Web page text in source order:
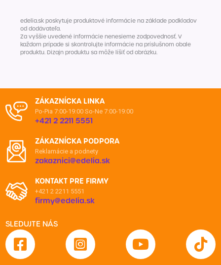
edelia.sk poskytuje produktové informácie na základe podkladov
od dodávateľa.
Za vyššie uvedené informácie nenesieme zodpovednosť. V
každom prípade si skontrolujte informácie na príslušnom obale
produktu. Dizajn produktu sa môže líšiť od obrázku.
ZÁKAZNÍCKA LINKA
Po-Pia 7:00-19:00 So-Ne 7:00-19:00
+421 2 2211 5551
ZÁKAZNÍCKA PODPORA
Reklamácie a podnety
zakaznici@edelia.sk
KONTAKT PRE FIRMY
+421 2 2211 5551
firmy@edelia.sk
SLEDUJTE NÁS